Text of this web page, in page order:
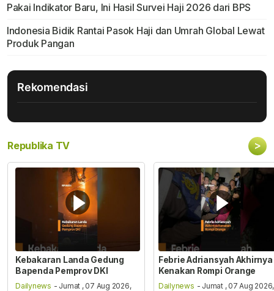
Pakai Indikator Baru, Ini Hasil Survei Haji 2026 dari BPS
Indonesia Bidik Rantai Pasok Haji dan Umrah Global Lewat
Produk Pangan
Rekomendasi
Republika TV >
Kebakaran Landa Gedung
Bapenda Pemprov DKI
Dailynews - Jumat , 07 Aug 2026,
Febrie Adriansyah Akhirnya
Kenakan Rompi Orange
Dailynews - Jumat , 07 Aug 2026,